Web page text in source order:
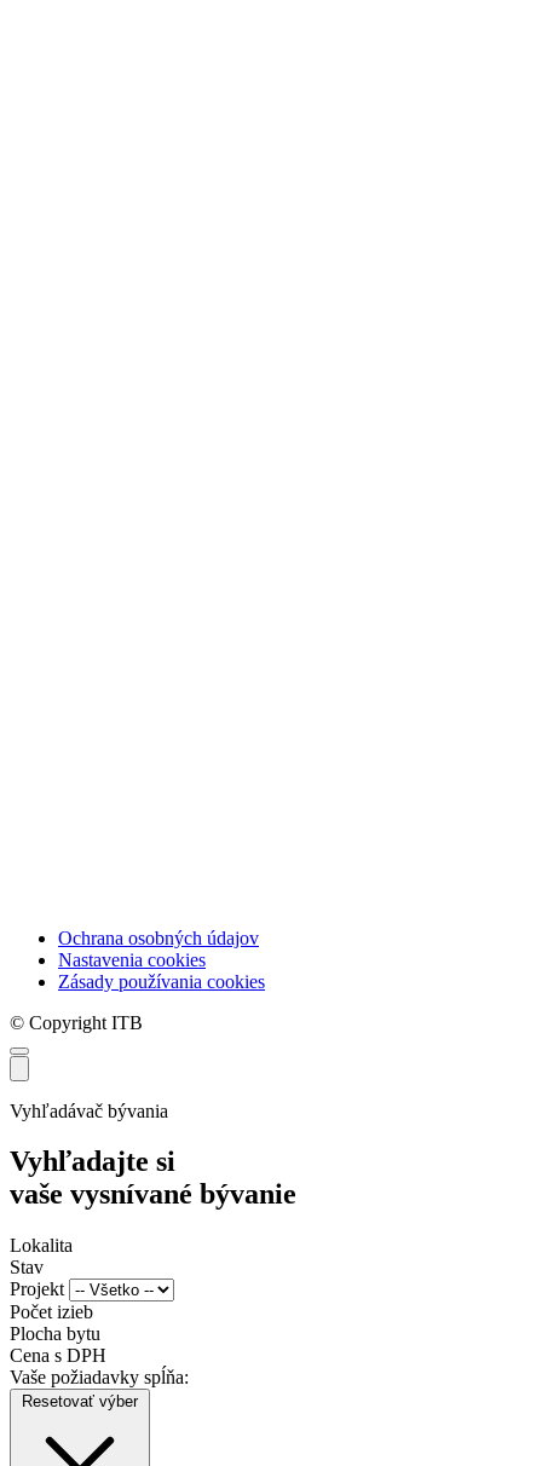
Ochrana osobných údajov
Nastavenia cookies
Zásady používania cookies
© Copyright ITB
Vyhľadávač bývania
Vyhľadajte si
vaše vysnívané bývanie
Lokalita
Stav
Projekt
Počet izieb
Plocha bytu
Cena s DPH
Vaše požiadavky spĺňa:
Resetovať výber